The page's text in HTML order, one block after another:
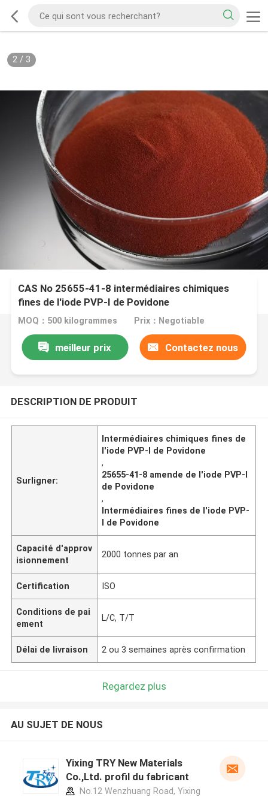
2/ 3
CAS No 25655-41-8 intermédiaires chimiques
fines de l'iode PVP-I de Povidone
MOQ：500 kilogrammes Prix：Negotiable
meilleur prix Contactez nous
DESCRIPTION DE PRODUIT
Surligner:
Intermédiaires chimiques fines de
l'iode PVP-I de Povidone
,
25655-41-8 amende de l'iode PVP-I
de Povidone
,
Intermédiaires fines de l'iode PVP-
I de Povidone
Capacité d'approv
isionnement
2000 tonnes par an
Certification ISO
Conditions de pai
ement
L/C, T/T
Délai de livraison 2 ou 3 semaines après confirmation
Regardez plus
AU SUJET DE NOUS
Yixing TRY New Materials
Co.,Ltd. profil du fabricant
No.12 Wenzhuang Road, Yixing